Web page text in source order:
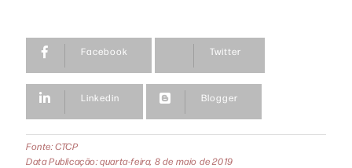
Facebook Twitter
Linkedin Blogger
Fonte: CTCP
Data Publicação: quarta-feira, 8 de maio de 2019